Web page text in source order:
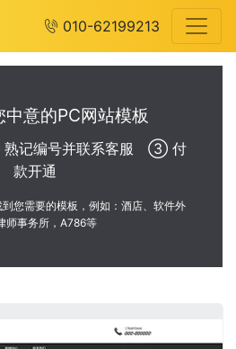
010-62199213
意的PC网站模板
记编号并联系客服 ③ 付
款开通
您需要的模板，例如：酒店、软件外
师事务所，A786等